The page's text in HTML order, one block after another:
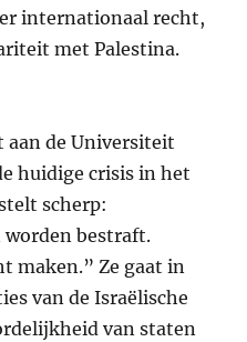
internationaal recht,
met Palestina.
aan deUniversiteit
huidige crisis in het
scherp:
bestraft.
maken.” Ze gaat in
van de Israëlische
van staten